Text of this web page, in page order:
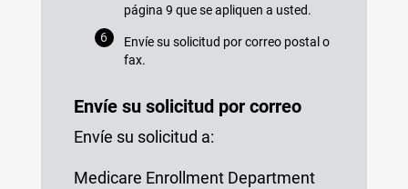
página 9 que se apliquen a usted.
Envíe su solicitud por correo postal o
fax.
Envíe su solicitud por correo
Envíe su solicitud a:
Medicare Enrollment Department